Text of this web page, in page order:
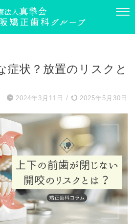
症状？放置のリスクと
2024年3月11日 / 2025年5月30日